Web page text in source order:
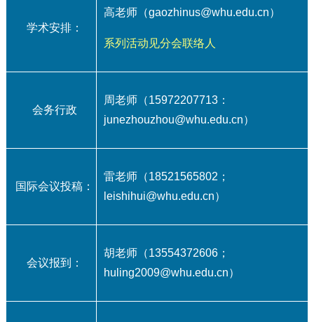
学术安排：
高老师（gaozhinus@whu.edu.cn）
系列活动见分会联络人
会务行政
周老师（15972207713：
junezhouzhou@whu.edu.cn）
国际会议投稿：
雷老师（18521565802；
leishihui@whu.edu.cn）
会议报到：
胡老师（13554372606；
huling2009@whu.edu.cn）